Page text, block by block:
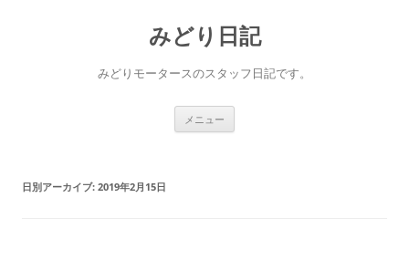
みどり日記
みどりモータースのスタッフ日記です。
メニュー
日別アーカイブ: 2019年2月15日